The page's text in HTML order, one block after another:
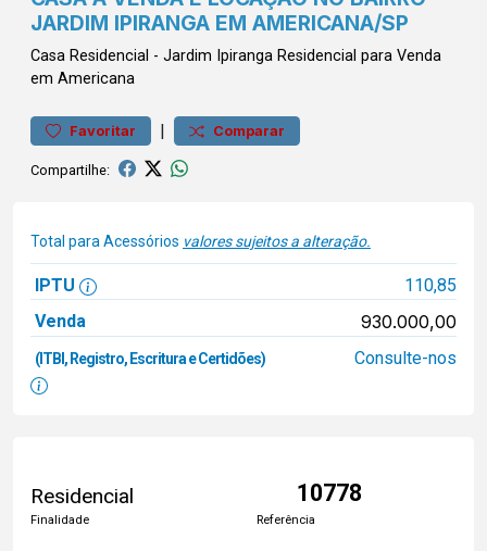
JARDIM IPIRANGA EM AMERICANA/SP
Casa Residencial - Jardim Ipiranga Residencial para Venda
em Americana
Favoritar | Comparar
Compartilhe:
Total para Acessórios valores sujeitos a alteração.
IPTU
110,85
Venda
930.000,00
(ITBI, Registro, Escritura e Certidões) Consulte-nos
Residencial
Finalidade
10778
Referência